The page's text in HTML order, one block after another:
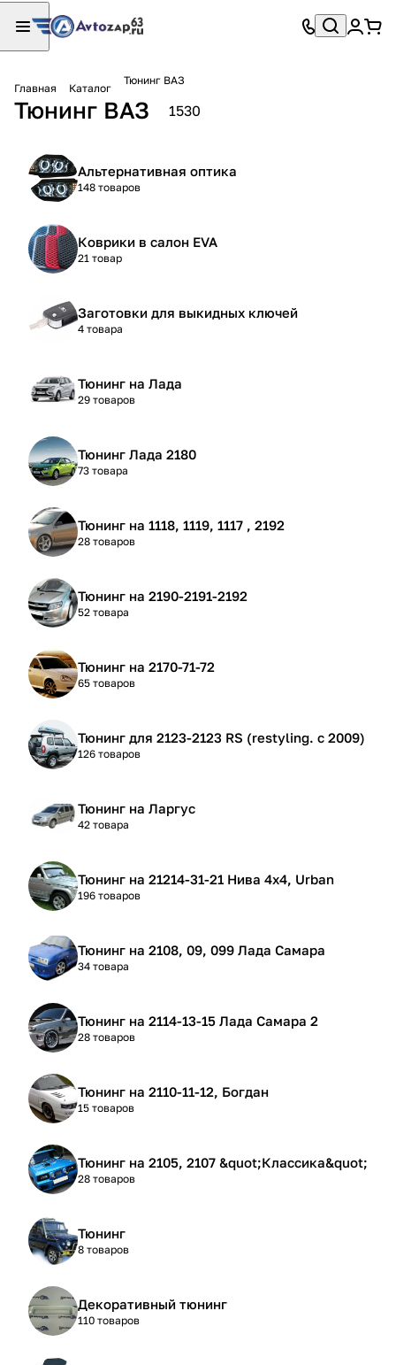
Главная Каталог
Тюнинг ВАЗ
Тюнинг ВАЗ 1530
Альтернативная оптика
148 товаров
Коврики в салон EVA
21 товар
Заготовки для выкидных ключей
4 товара
Тюнинг на Лада
29 товаров
Тюнинг Лада 2180
73 товара
Тюнинг на 1118, 1119, 1117 , 2192
28 товаров
Тюнинг на 2190-2191-2192
52 товара
Тюнинг на 2170-71-72
65 товаров
Тюнинг для 2123-2123 RS (restyling. с 2009)
126 товаров
Тюнинг на Ларгус
42 товара
Тюнинг на 21214-31-21 Нива 4х4, Urban
196 товаров
Тюнинг на 2108, 09, 099 Лада Самара
34 товара
Тюнинг на 2114-13-15 Лада Самара 2
28 товаров
Тюнинг на 2110-11-12, Богдан
15 товаров
Тюнинг на 2105, 2107 &quot;Классика&quot;
28 товаров
Тюнинг
8 товаров
Декоративный тюнинг
110 товаров